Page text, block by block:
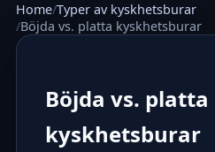
Home Typer av kyskhetsburar
Böjda vs. platta kyskhetsburar
Böjda vs. platta
kyskhetsburar